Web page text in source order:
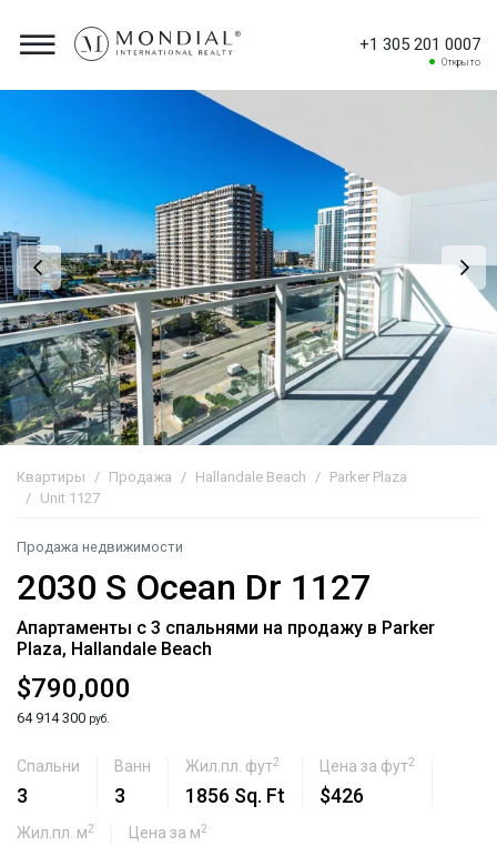
+1 305 201 0007
Открыто
Квартиры Продажа Hallandale Beach
Parker Plaza
Unit 1127
Продажа недвижимости
2030 S Ocean Dr 1127
Апартаменты с 3 спальнями на продажу в Parker
Plaza, Hallandale Beach
$790,000
64 914 300 руб.
Спальни
3
Ванн
3
Жил.пл. фут2
1856 Sq. Ft
Цена за фут2
$426
Жил.пл. м2 Цена за м2